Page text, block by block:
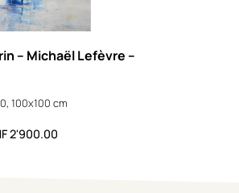
FICHE TECHNIQUE :
Monnin
acrylique au couteau
– Michaël Lefèvre –
100x100 cm
2'900.00